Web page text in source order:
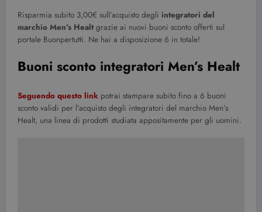
Risparmia subito 3,00€ sull’acquisto degli integratori del
marchio Men’s Healt grazie ai nuovi buoni sconto offerti sul
portale Buonpertutti. Ne hai a disposizione 6 in totale!
Buoni sconto integratori Men’s Healt
Seguendo questo link potrai stampare subito fino a 6 buoni
sconto validi per l’acquisto degli integratori del marchio Men’s
Healt, una linea di prodotti studiata appositamente per gli uomini.